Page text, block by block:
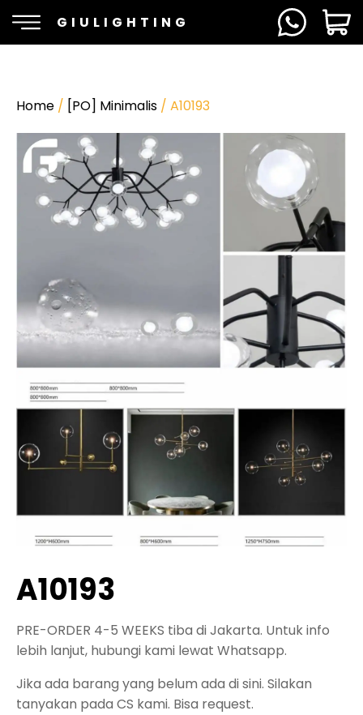
GIULIGHTING
Home / [PO] Minimalis / A10193
A10193
PRE-ORDER 4-5 WEEKS tiba di Jakarta. Untuk info
lebih lanjut, hubungi kami lewat Whatsapp.
Jika ada barang yang belum ada di sini. Silakan
tanyakan pada CS kami. Bisa request.